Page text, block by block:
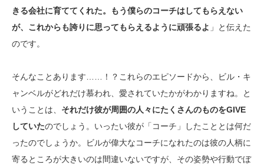
きる会社に育ててくれた。もう僕らのコーチはしてもらえない
が、これからも誇りに思ってもらえるように頑張るよ 」と伝えた
のです。
そんなことあります……！？これらのエピソードから、ビル・キ
ャンベルがどれだけ慕われ、愛されていたかがわかりますね。と
いうことは、 それだけ彼が周囲の人々にたくさんのものをGIVE
していたのでしょう。いったい彼が「コーチ」したこととは何だ
ったのでしょうか。ビルが偉大なコーチになれたのは彼の人柄に
寄るところが大きいのは間違いないですが、その姿勢や行動でぼ